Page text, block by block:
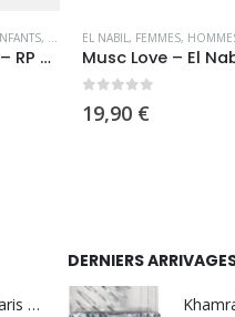
,FEMMES ,HOMMES,NOUVEAUTÉS,
Brume Parfumée Maya Bay – RP Paris
EL NABIL,FEMMES,HOMMES,
Musc Love – El Nabil
19,90€
Khair Pistachio - Paris Corner
DERNIERS